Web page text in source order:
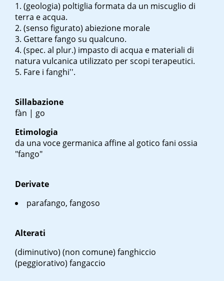
(geologia) poltiglia formata da un miscuglio di
terra e acqua.
(senso figurato) abiezione morale
Gettarefango su qualcuno.
(spec. al plur.) impasto di acqua e materiali di
natura vulcanica utilizzato per scopi terapeutici.
Fare i fanghi''.
Sillabazione
fàn | go
Etimologia
da una voce germanica affine al gotico fani ossia
"fango"
Derivate
parafango, fangoso
Alterati
(diminutivo) (non comune) fanghiccio
(peggiorativo) fangaccio